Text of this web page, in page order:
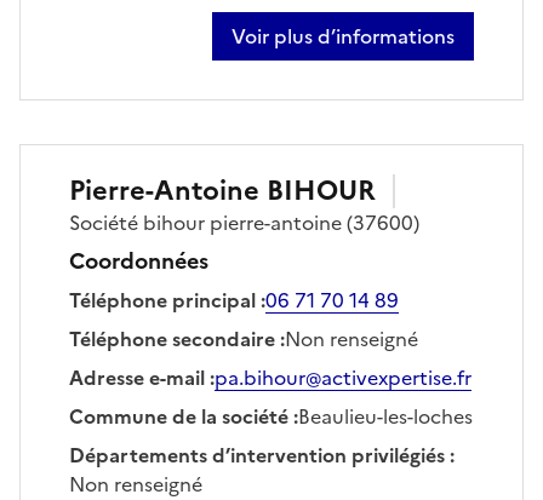
Voir plus d’informations
sur alexandre apaire
Pierre-Antoine BIHOUR
Société bihour pierre-antoine(37600)
Coordonnées
Téléphone principal:06 71 70 14 89
Téléphone secondaire:Non renseigné
Adresse e-mail:pa.bihour@activexpertise.fr
Commune de la société:Beaulieu-les-loches
Départements d’intervention privilégiés:
Non renseigné